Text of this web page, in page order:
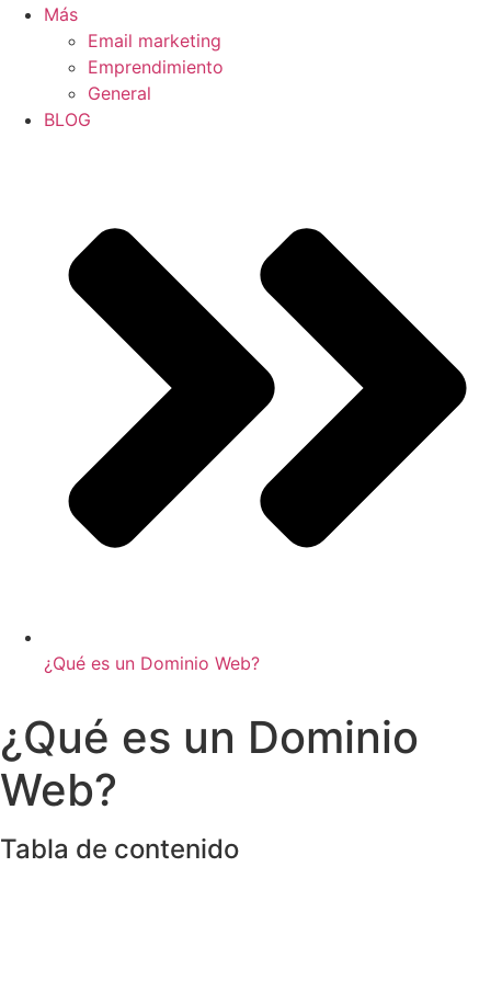
Más
Email marketing
Emprendimiento
General
BLOG
¿Qué es un Dominio Web?
¿Qué es un Dominio
Web?
Tabla de contenido